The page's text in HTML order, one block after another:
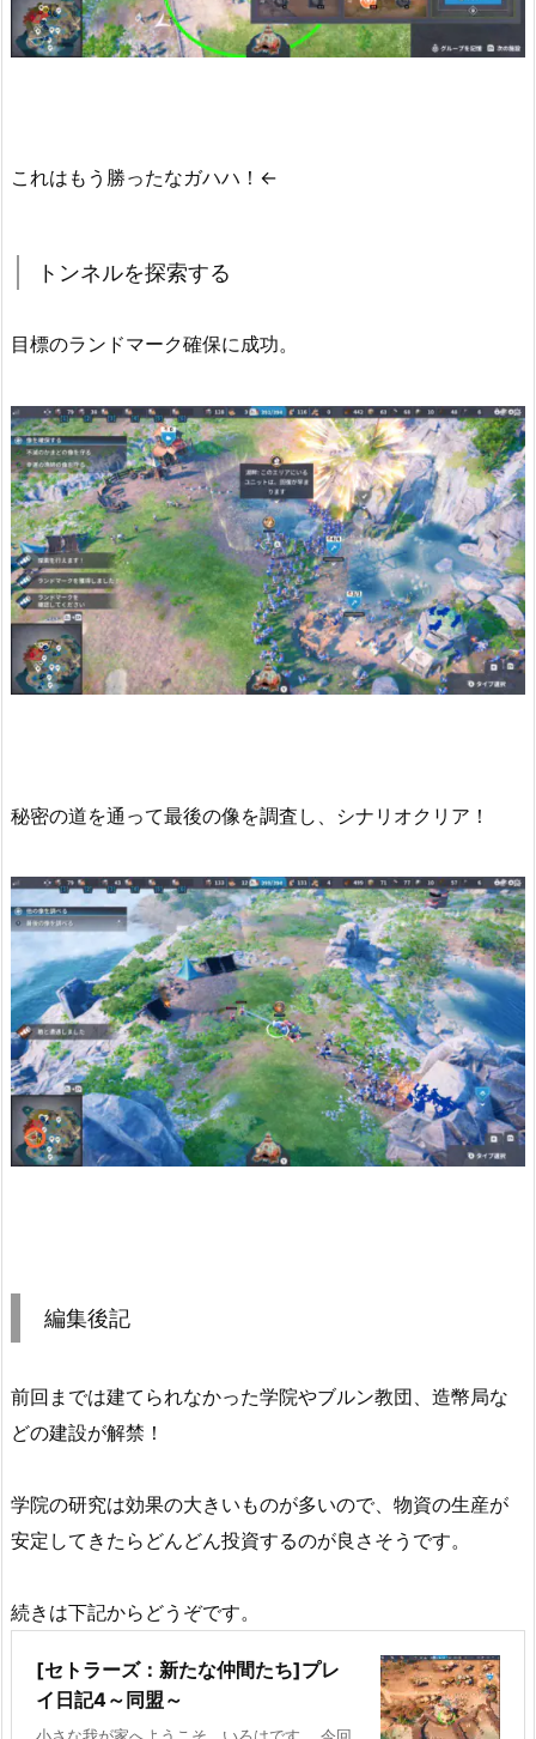
これはもう勝ったなガハハ！←
トンネルを探索する
目標のランドマーク確保に成功。
秘密の道を通って最後の像を調査し、シナリオクリア！
編集後記
前回までは建てられなかった学院やブルン教団、造幣局な
どの建設が解禁！
学院の研究は効果の大きいものが多いので、物資の生産が
安定してきたらどんどん投資するのが良さそうです。
続きは下記からどうぞです。
[セトラーズ：新たな仲間たち]プレ
イ日記4～同盟～